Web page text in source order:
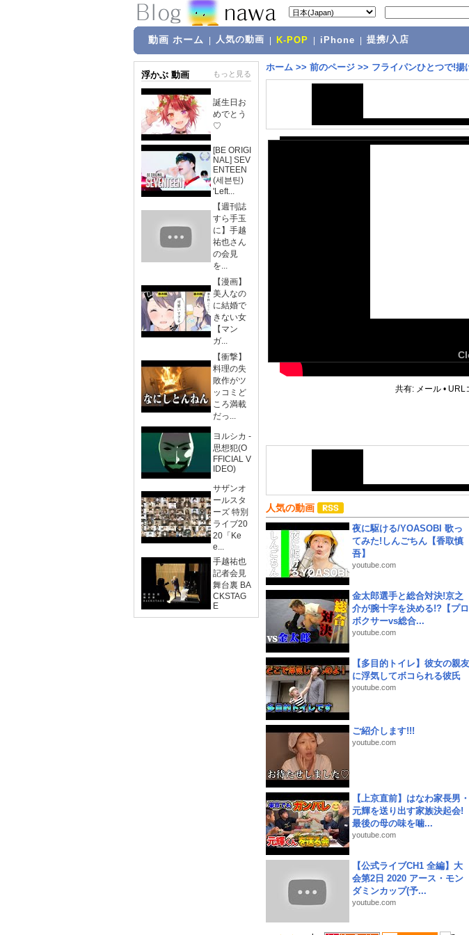
動画 ホーム 人気の動画 K-POP iPhone 提携/入店
浮かぶ 動画 もっと見る
誕生日お
めでとう
♡
[BE ORIGI
NAL] SEV
ENTEEN
(세븐틴)
'Left...
【週刊誌
すら手玉
に】手越
祐也さん
の会見
を...
【漫画】
美人なの
に結婚で
きない女
【マン
ガ...
【衝撃】
料理の失
敗作がツ
ッコミど
ころ満載
だっ...
ヨルシカ -
思想犯(O
FFICIAL V
IDEO)
サザンオ
ールスタ
ーズ 特別
ライブ20
20「Ke
e...
手越祐也
記者会見
舞台裏 BA
CKSTAG
E
ホーム >> 前のページ >> フライパンひとつで!揚
共有: メール • URL
人気の動画
夜に駆ける/YOASOBI 歌っ
てみた!しんごちん【香取慎
吾】
youtube.com
金太郎選手と総合対決!京之
介が腕十字を決める!?【プロ
ボクサーvs総合...
youtube.com
【多目的トイレ】彼女の親友
に浮気してボコられる彼氏
youtube.com
ご紹介します!!!
youtube.com
【上京直前】はなわ家長男・
元輝を送り出す家族決起会!
最後の母の味を噛...
youtube.com
【公式ライブCH1 全編】大
会第2日 2020 アース・モン
ダミンカップ(予...
youtube.com